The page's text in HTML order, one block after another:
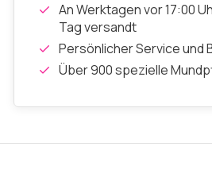
An Werktagen vor 17:00
Tag versandt
Persönlicher Service und
Über 900 spezielle